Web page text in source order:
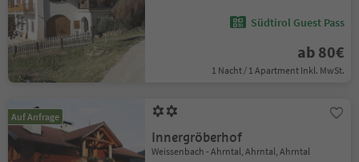
Südtirol Guest Pass
ab 80€
1 Nacht / 1 Apartment Inkl. MwSt.
Auf Anfrage
Innergröberhof
Weissenbach - Ahrntal, Ahrntal, Ahrntal